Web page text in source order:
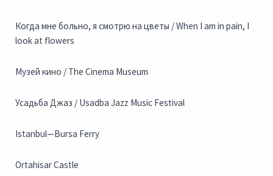
Когда мне больно, я смотрю на цветы / When I am in pain, I
look at flowers
Музей кино / The Cinema Museum
Усадьба Джаз / Usadba Jazz Music Festival
Istanbul—Bursa Ferry
Ortahisar Castle